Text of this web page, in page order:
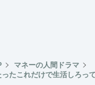
マネーの人間ドラマ
ったこれだけで生活しろっ